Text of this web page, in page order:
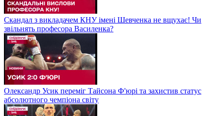
Скандал з викладачем КНУ імені Шевченка не вщухає! Чи
звільнять професора Василенка?
Олександр Усик переміг Тайсона Ф'юрі та захистив статус
абсолютного чемпіона світу